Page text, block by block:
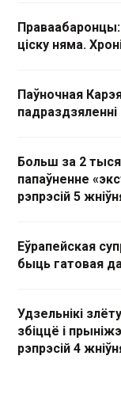
ціску няма.
Паўночная
падраздзяленні
Больш за 2
папаўненне
рэпрэсій 5
Еўрапейская
быць гатовая
Удзельнікі
збіццё і
рэпрэсій 4